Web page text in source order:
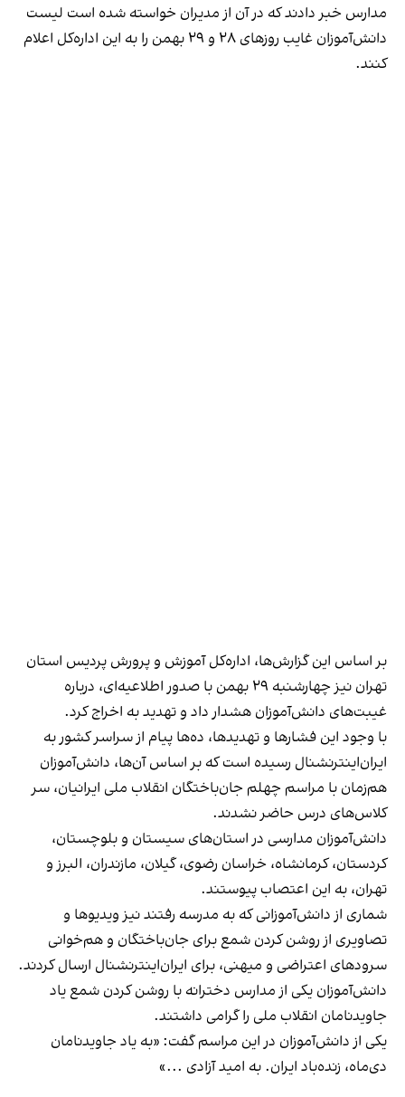
مدارس خبر دادند که در آن از مدیران خواسته شده است لیست
دانش‌آموزان غایب روزهای ۲۸ و ۲۹ بهمن را به این اداره‌کل اعلام
کنند.
بر اساس این گزارش‌ها، اداره‌کل آموزش ‌و پرورش پردیس استان
تهران نیز چهارشنبه ۲۹ بهمن با صدور اطلاعیه‌ای، درباره
غیبت‌های دانش‌آموزان هشدار داد و تهدید به اخراج کرد.
با وجود این فشارها و تهدیدها، ده‌ها پیام از سراسر کشور به
ایران‌اینترنشنال رسیده است که بر اساس آن‌ها، دانش‌آموزان
هم‌زمان با مراسم چهلم جان‌باختگان انقلاب ملی ایرانیان، سر
کلاس‌های درس حاضر نشدند.
دانش‌آموزان مدارسی در استان‌های سیستان و بلوچستان،
کردستان، کرمانشاه، خراسان رضوی، گیلان، مازندران، البرز و
تهران، به این اعتصاب پیوستند.
شماری از دانش‌آموزانی که به مدرسه رفتند نیز ویدیوها و
تصاویری از روشن کردن شمع برای جان‌باختگان و هم‌خوانی
سرودهای اعتراضی و میهنی، برای ایران‌اینترنشنال ارسال کردند.
دانش‌‌‌آموزان یکی از مدارس دخترانه با روشن کردن شمع یاد
جاوید‌نامان انقلاب ملی را گرامی داشتند.
یکی از دانش‌آموزان در این مراسم گفت: «‌به یاد جاوید‌نامان
دی‌ماه، زنده‌باد ایران. به امید آزادی ...»